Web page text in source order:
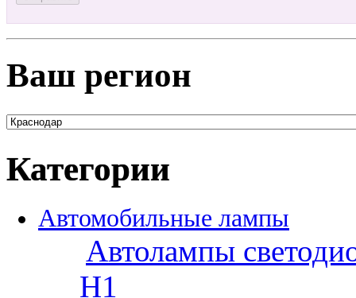
Ваш регион
Категории
Автомобильные лампы
Автолампы
H1